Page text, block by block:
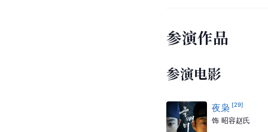
参演作品
参演电影
夜枭 [29]
饰 昭容赵氏